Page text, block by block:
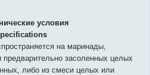
условия
на маринады,
засоленных целых
либо из смеси целых или